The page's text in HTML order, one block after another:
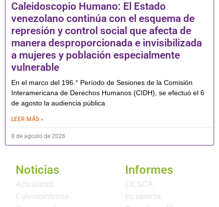
Caleidoscopio Humano: El Estado
venezolano continúa con el esquema de
represión y control social que afecta de
manera desproporcionada e invisibilizada
a mujeres y población especialmente
vulnerable
En el marco del 196.° Período de Sesiones de la Comisión
Interamericana de Derechos Humanos (CIDH), se efectuó el 6
de agosto la audiencia pública
LEER MÁS »
8 de agosto de 2026
Noticias
Actualidad
CaleidoInforma
Informes
DESCA
Incidencia